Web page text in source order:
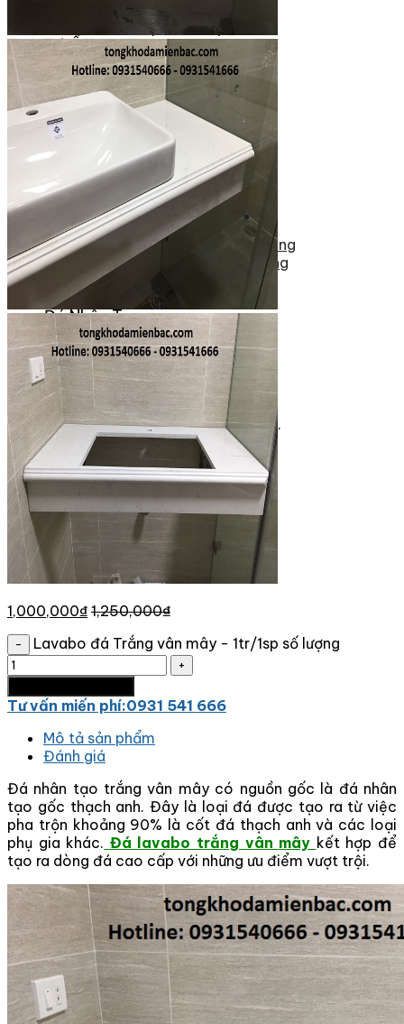
Đá Lát Nền
Đá Bàn Bếp Cao Cấp
Đá Ốp
Đá Ốp Bếp
Đá Ốp Mặt Tiền
Đá Ốp Cột
Đá Ốp Mộ
Đá Ốp Thang Máy
Đá Ốp Bàn Bếp Nhân Tạo
Đá Ốp Bếp Tự Nhiên
Tranh đá
Tranh Đá Granite Đối Xứng
Tranh Đá Marble Đối Xứng
Tranh Đá Sơn Thủy Xuyên Sáng
Tranh Đá Thạch Anh Đối Xứng
Tranh Đá Xuyên Sáng Onyx
Vách Tivi ỐP Đá Cao Cấp
Đá Nhân Tạo
0
Giỏ hàng
Chưa có sản phẩm trong giỏ hàng.
1,000,000₫ 1,250,000₫
Lavabo đá Trắng vân mây - 1tr/1sp số lượng
Tư vấn miến phí:0931 541 666
Mô tả sản phẩm
Đánh giá
Đá nhân tạo trắng vân mây có nguồn gốc là đá nhân
tạo gốc thạch anh. Đây là loại đá được tạo ra từ việc
pha trộn khoảng 90% là cốt đá thạch anh và các loại
phụ gia khác. Đá lavabo trắng vân mây kết hợp để
tạo ra dòng đá cao cấp với những ưu điểm vượt trội.